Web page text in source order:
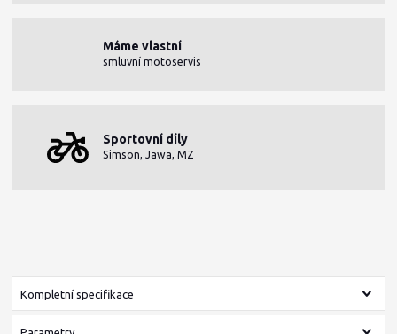
Máme vlastní
smluvní motoservis
Sportovní díly
Simson, Jawa, MZ
Kompletní specifikace